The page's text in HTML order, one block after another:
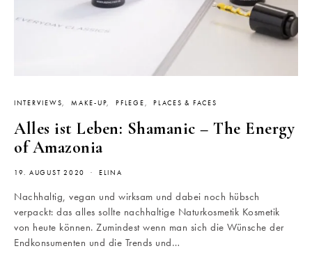
INTERVIEWS MAKE-UP PFLEGE PLACES & FACES
Alles ist Leben: Shamanic – The Energy
of Amazonia
19. AUGUST 2020 ELINA
Nachhaltig, vegan und wirksam und dabei noch hübsch
verpackt: das alles sollte nachhaltige Naturkosmetik Kosmetik
von heute können. Zumindest wenn man sich die Wünsche der
Endkonsumenten und die Trends und…